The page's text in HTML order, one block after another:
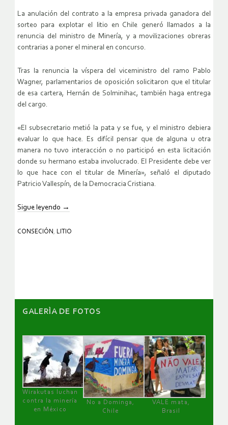
La anulación del contrato a la empresa privada ganadora del
sorteo para explotar el litio en Chile generó llamados a la
renuncia del ministro de Minería, y a movilizaciones obreras
contrarias a poner el mineral en concurso.
Tras la renuncia la víspera del viceministro del ramo Pablo
Wagner, parlamentarios de oposición solicitaron que el titular
de esa cartera, Hernán de Solminihac, también haga entrega
del cargo.
«El subsecretario metió la pata y se fue, y el ministro debiera
evaluar lo que hace. Es difícil pensar que de alguna u otra
manera no tuvo interacción o no participó en esta licitación
donde su hermano estaba involucrado. El Presidente debe ver
lo que hace con el titular de Minería», señaló el diputado
Patricio Vallespín, de la Democracia Cristiana.
Sigue leyendo →
CONSECIÓN , LITIO
GALERÌA DE FOTOS
Wirakutas luchan
contra la minería
en México
No a Dominga,
Chile
VALE mata,
Brasil